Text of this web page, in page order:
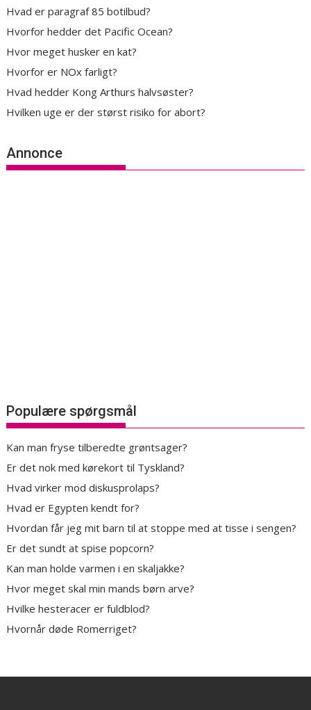
Hvad er paragraf 85 botilbud?
Hvorfor hedder det Pacific Ocean?
Hvor meget husker en kat?
Hvorfor er NOx farligt?
Hvad hedder Kong Arthurs halvsøster?
Hvilken uge er der størst risiko for abort?
Annonce
Populære spørgsmål
Kan man fryse tilberedte grøntsager?
Er det nok med kørekort til Tyskland?
Hvad virker mod diskusprolaps?
Hvad er Egypten kendt for?
Hvordan får jeg mit barn til at stoppe med at tisse i sengen?
Er det sundt at spise popcorn?
Kan man holde varmen i en skaljakke?
Hvor meget skal min mands børn arve?
Hvilke hesteracer er fuldblod?
Hvornår døde Romerriget?